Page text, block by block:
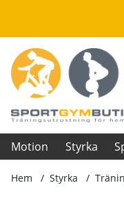
Motion Styrka
Hem Styrka